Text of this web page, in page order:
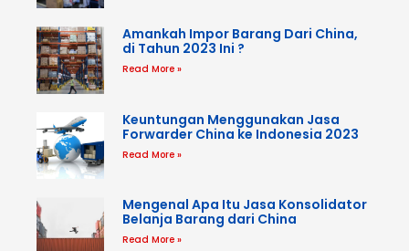
Amankah Impor Barang Dari China,
di Tahun 2023 Ini ?
Read More »
Keuntungan Menggunakan Jasa
Forwarder China ke Indonesia 2023
Read More »
Mengenal Apa Itu Jasa Konsolidator
Belanja Barang dari China
Read More »